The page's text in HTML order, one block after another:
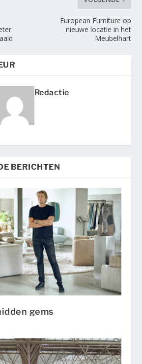
European Furniture op
nieuwe locatie in het
Meubelhart
Redactie
BERICHTEN
gems